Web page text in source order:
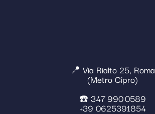
📍 Via Rialto 25, Roma
(Metro Cipro)
☎️ 347 990 0589
+39 0625391854